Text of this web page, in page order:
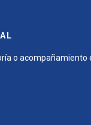
o acompañamiento